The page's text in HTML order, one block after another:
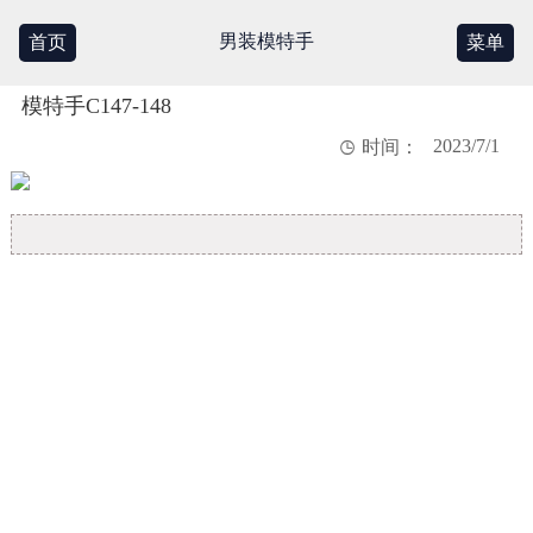
首页 男装模特手 菜单
模特手C147-148
 时间： 2023/7/1